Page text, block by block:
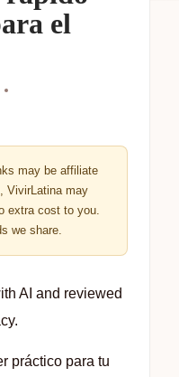
el
may be affiliate
VivirLatina may
extra cost to you.
we share.
AI and reviewed
práctico para tu